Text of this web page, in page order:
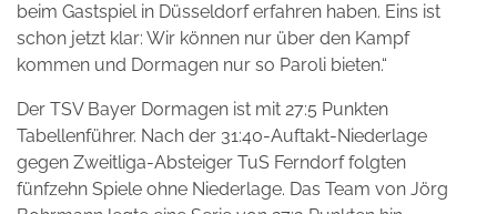
beim Gastspiel in Düsseldorf erfahren haben. Eins ist
schon jetzt klar: Wir können nur über den Kampf
kommen und Dormagen nur so Paroli bieten.“
Der TSV Bayer Dormagen ist mit 27:5 Punkten
Tabellenführer. Nach der 31:40-Auftakt-Niederlage
gegen Zweitliga-Absteiger TuS Ferndorf folgten
fünfzehn Spiele ohne Niederlage. Das Team von Jörg